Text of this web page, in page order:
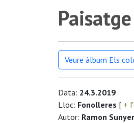
Paisatge
Veure àlbum Els
Data: 24.3.2019
Lloc: Fonolleres [ +
Autor: Ramon Sunyer